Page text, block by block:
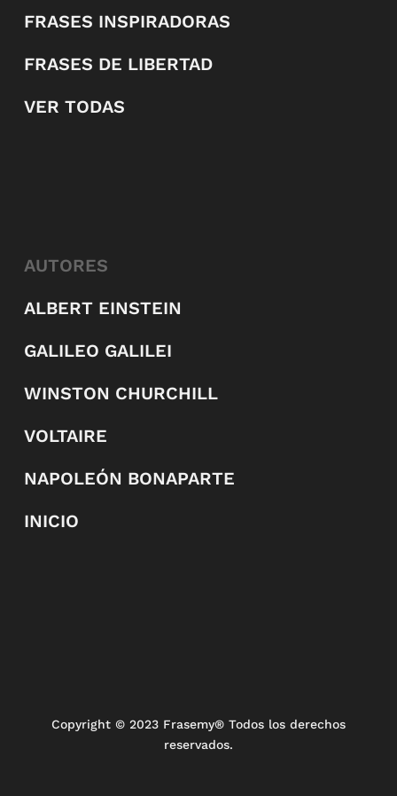
FRASES INSPIRADORAS
FRASES DE LIBERTAD
VER TODAS
AUTORES
ALBERT EINSTEIN
GALILEO GALILEI
WINSTON CHURCHILL
VOLTAIRE
NAPOLEÓN BONAPARTE
INICIO
Copyright © 2023 Frasemy® Todos los derechos
reservados.